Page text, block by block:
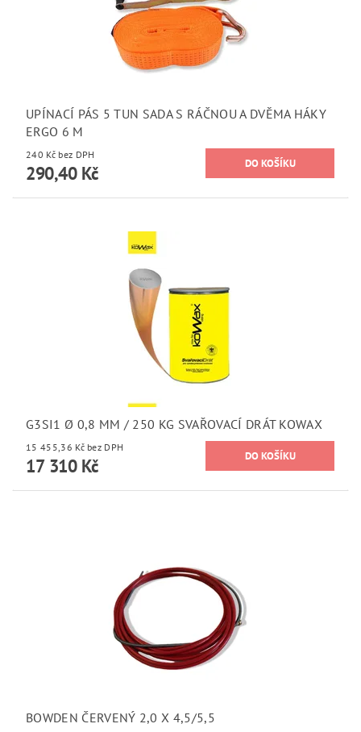
UPÍNACÍ PÁS 5 TUN SADA S RÁČNOU A DVĚMA HÁKY
ERGO 6 M
240 Kč bez DPH
290,40 Kč
G3SI1 Ø 0,8 MM / 250 KG SVAŘOVACÍ DRÁT KOWAX
15 455,36 Kč bez DPH
17 310 Kč
BOWDEN ČERVENÝ 2,0 X 4,5/5,5